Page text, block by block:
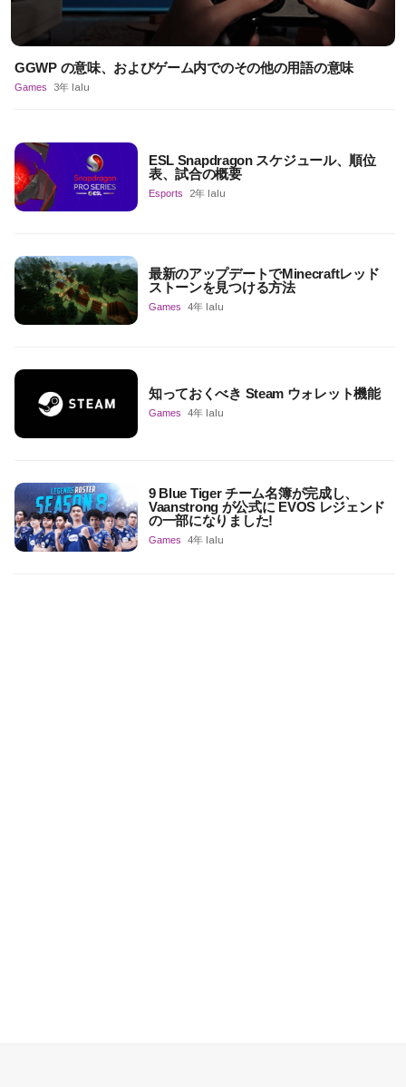
GGWP の意味、およびゲーム内でのその他の用語の意味
Games 3年 lalu
ESL Snapdragon スケジュール、順位
表、試合の概要
Esports 2年 lalu
最新のアップデートでMinecraftレッド
ストーンを見つける方法
Games 4年 lalu
知っておくべき Steam ウォレット機能
Games 4年 lalu
9 Blue Tiger チーム名簿が完成し、
Vaanstrong が公式に EVOS レジェンド
の一部になりました!
Games 4年 lalu